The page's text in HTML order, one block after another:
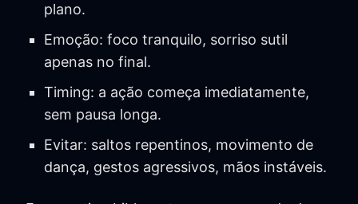
plano.
Emoção: foco tranquilo, sorriso sutil
apenas no final.
Timing: a ação começa imediatamente,
sem pausa longa.
Evitar: saltos repentinos, movimento de
dança, gestos agressivos, mãos instáveis.